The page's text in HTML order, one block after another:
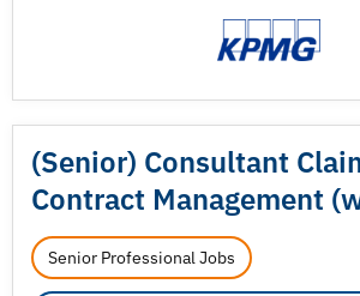
(Senior) Consultant
Contract Management
Senior Professional Jobs